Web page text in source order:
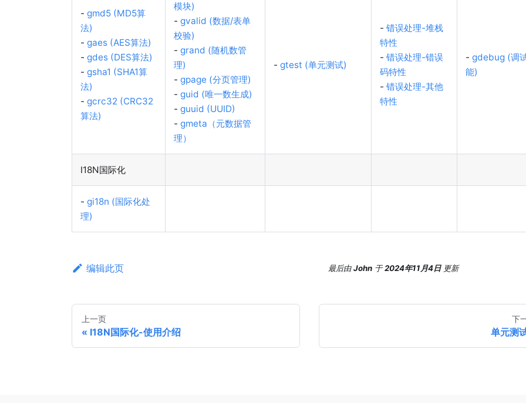
-gmd5 (MD5算
法)
-gaes (AES算法)
-gdes (DES算法)
-gsha1 (SHA1算
法)
-gcrc32 (CRC32
算法)
模块)
-gvalid (数据/表单
校验)
-grand (随机数管
理)
-gpage (分页管理)
-guid (唯一数生成)
-guuid (UUID)
-gmeta（元数据管
理）
-gtest (单元测试)
-错误处理-堆栈
特性
-错误处理-错误
码特性
-错误处理-其他
特性
-gdebug (调
能)
I18N国际化
-gi18n (国际化处
理)
编辑此页 最后由John 于2024年11月4日 更新
上一页
I18N国际化-使用介绍
下
单元测